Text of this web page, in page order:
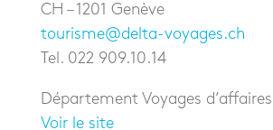
CH – 1201 Genève
tourisme@delta-voyages.ch
Tel. 022 909.10.14
Département Voyages
Voir le site